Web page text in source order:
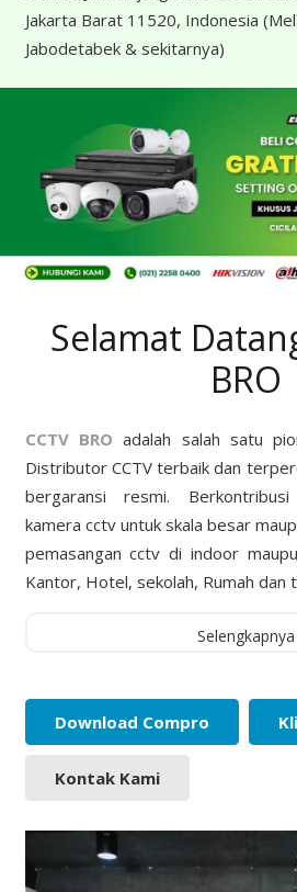
Jakarta Barat 11520, Indonesia
Jabodetabek & sekitarnya)
Selamat
BRO
CCTV BRO adalah salah satu
Distributor CCTV terbaik dan
bergaransi resmi.
kamera cctv untuk skala besar
pemasangan cctv di indoor
Kantor, Hotel, sekolah, Rumah dan
Selengkapnya
Download Compro
Kontak Kami